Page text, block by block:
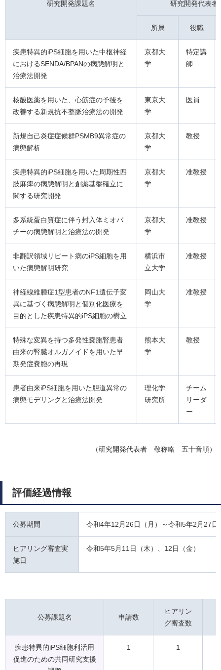
研究開発課題名 研究開発代表者
所属 役職
疾患特異的iPS細胞を用いた中枢神経
におけるSENDA/BPANの病態解明と
治療法開発
京都大
学
特定講
師
核酸医薬を用いた、心筋症の予後を
改善する新規抗不整脈治療法の開発
東京大
学
医員
新規自己炎症症候群PSMB9異常症の
病態解析
京都大
学
教授
疾患特異的iPS細胞を用いた周期性四
肢麻痺の病態解明と創薬基盤確立に
関する研究開発
京都大
学
准教授
多系統蛋白質症に伴う封入体ミオパ
チーの病態解明と治療法の開発
京都大
学
准教授
非翻訳領域リピート病のiPS細胞を用
いた病態解明研究
横浜市
立大学
准教授
神経線維腫症1型患者のNF1遺伝子変
異に基づく病態解明と個別化医療を
目的とした疾患特異的iPS細胞の樹立
岡山大
学
准教授
特殊な変異を持つ多発性嚢胞腎患者
由来の腎臓オルガノイドを用いた早
期発症嚢胞の再現
熊本大
学
教授
患者由来iPS細胞を用いた胆道異常の
病態モデリングと治療法開発
理化学
研究所
チーム
リーダ
ー
（研究開発代表者 敬称略 五十音順）
評価経過情報
公募期間 令和4年12月26日（月）～令和5年2月27日
ヒアリング審査実
施日
令和5年5月11日（木）、12日（金）
公募課題名 申請数
ヒアリン
グ審査数
疾患特異的iPS細胞利活用
促進のための共同研究支援
1 1